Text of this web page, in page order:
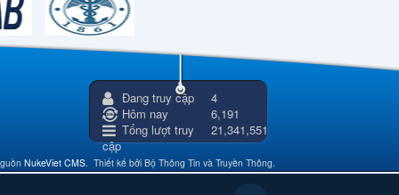
Đang truy cập
4
Hôm nay
6,191
Tổng lượt truy
cập
21,341,551
NukeViet CMS. Thiết kế bởi Bộ Thông Tin và Truyền Thông.